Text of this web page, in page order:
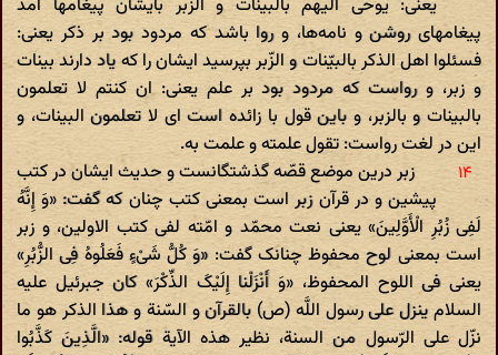
یعنی: یوحی الیهم بالبینات و الزّبر بایشان پیغامها آمد
پیغامهای روشن و نامه‌ها، و روا باشد که مردود بود بر ذکر یعنی:
فسئلوا اهل الذکر بالبیّنات و الزّبر بپرسید ایشان را که یاد دارند بینات
و زبر، و رواست که مردود بود بر علم یعنی: ان کنتم لا تعلمون
بالبینات و بالزبر، و باین قول با زائده است ای لا تعلمون البینات، و
این در لغت رواست: تقول علمته و علمت به.
زبر درین موضع قصّه گذشتگانست و حدیث ایشان در کتب
پیشین و در قرآن زبر است بمعنی کتب چنان که گفت: «وَ إِنَّهُ
لَفِی زُبُرِ الْأَوَّلِینَ» یعنی نعت محمّد و امّته لفی کتب الاولین، و زبر
است بمعنی لوح محفوظ چنانک گفت: «وَ کُلُّ شَیْ‌ءٍ فَعَلُوهُ فِی الزُّبُرِ»
یعنی فی اللوح المحفوظ، «وَ أَنْزَلْنا إِلَیْکَ الذِّکْرَ» کان جبرئیل علیه
السلام ینزل علی رسول اللَّه (ص) بالقرآن و السّنة و هذا الذکر هو ما
نزّل علی الرّسول من السنة، نظیر هذه الآیة قوله: «الَّذِینَ کَذَّبُوا